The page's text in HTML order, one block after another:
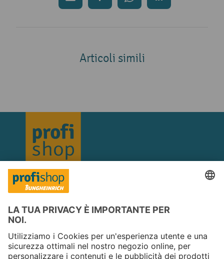
Articoli simili
Copyright © 2026 Jungheinrich PROFISHOP
Newsletter